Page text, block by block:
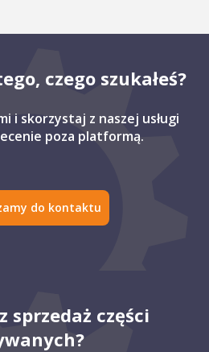
czego szukałeś?
i skorzystaj z naszej usługi
poza platformą.
do kontaktu
sprzedaż części